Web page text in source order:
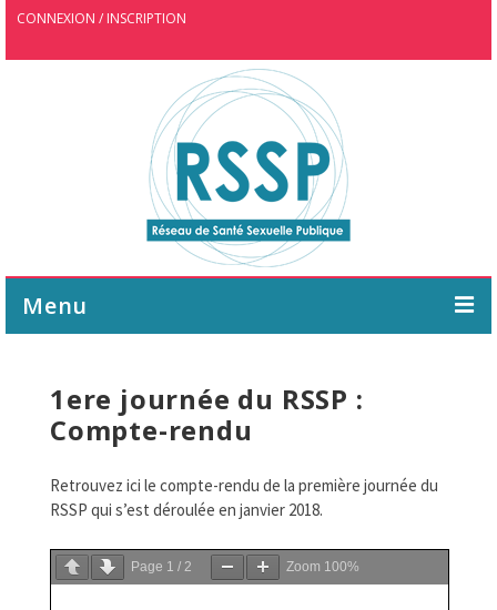
CONNEXION / INSCRIPTION
Menu
AGENDA
FORMATIONS
DOCUMENTATION
1ere journée du RSSP :
Compte-rendu
Retrouvez ici le compte-rendu de la première journée du
RSSP qui s’est déroulée en janvier 2018.
Page 1 / 2 Zoom 100%